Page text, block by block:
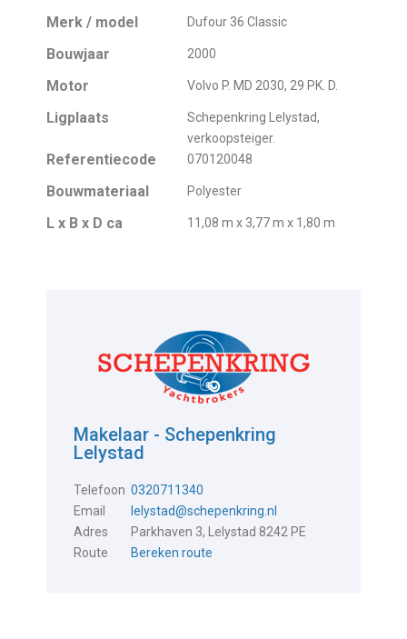
Merk / model Dufour 36 Classic
Bouwjaar 2000
Motor Volvo P. MD 2030, 29 PK. D.
Ligplaats
Schepenkring Lelystad,
verkoopsteiger.
Referentiecode 070120048
Bouwmateriaal Polyester
L x B x D ca 11,08 m x 3,77 m x 1,80 m
Makelaar - Schepenkring
Lelystad
Telefoon 0320711340
Email
lelystad@schepenkring.nl
Adres
Parkhaven 3, Lelystad 8242 PE
Route
Bereken route